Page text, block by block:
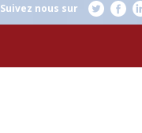
Suivez nous sur